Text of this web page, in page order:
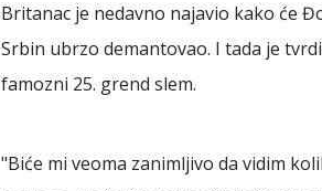
Britanac je nedavno najavio kako će
Srbin ubrzo demantovao. I tada je
famozni 25. grend slem.
"Biće mi veoma zanimljivo da vidim